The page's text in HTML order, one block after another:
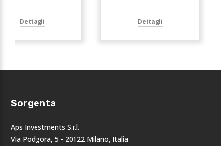
Dettagli Dettagli
Sorgenta
Aps Investments S.r.l.
Via Podgora, 5 - 20122 Milano, Italia